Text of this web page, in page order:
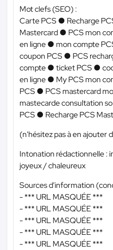
Mot clefs (SEO) :
Carte PCS ● Recharge
Mastercard ● PCS mon
en ligne ● mon compte
coupon PCS ● PCS
compte ● ticket PCS ●
en ligne ● My PCS mon
PCS ● PCS mastercard
mastecarde consultation
PCS ● Recharge PCS
(n'hésitez pas à en ajouter
Intonation rédactionnelle :
joyeux / chaleureux
Sources d'information
-*** URL MASQUÉE ***
-*** URL MASQUÉE ***
-*** URL MASQUÉE ***
-*** URL MASQUÉE ***
-*** URL MASQUÉE ***